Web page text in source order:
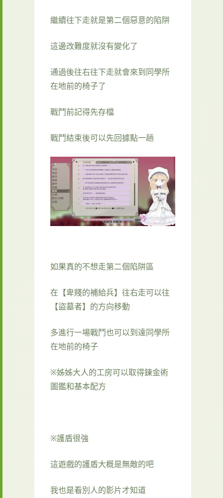
繼續往下走就是第二個惡意的陷阱
這邊改難度就沒有變化了
通過後往右往下走就會來到同學所
在地前的椅子了
戰鬥前記得先存檔
戰鬥結束後可以先回據點一趟
如果真的不想走第二個陷阱區
在【卑賤的補給兵】往右走可以往
【盜墓者】的方向移動
多進行一場戰鬥也可以到達同學所
在地前的椅子
※姊姊大人的工房可以取得鍊金術
圖鑑和基本配方
※護盾很強
這遊戲的護盾大概是無敵的吧
我也是看別人的影片才知道